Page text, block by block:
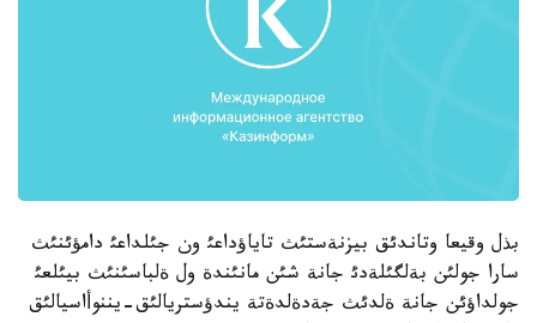
بذل وقيعا وتاندئق بيزنةستئث تاياؤداعئ ون جئلداعئ دامؤئنئث
سارا جولئن بةلگئلةدئ جانة شئن مانئندة ول ةلباسئنئث بيئلعئ
جولداؤئن جانة ةلدئث جةدةلدةتة يندؤستريالئق-يننوأاسيالئق